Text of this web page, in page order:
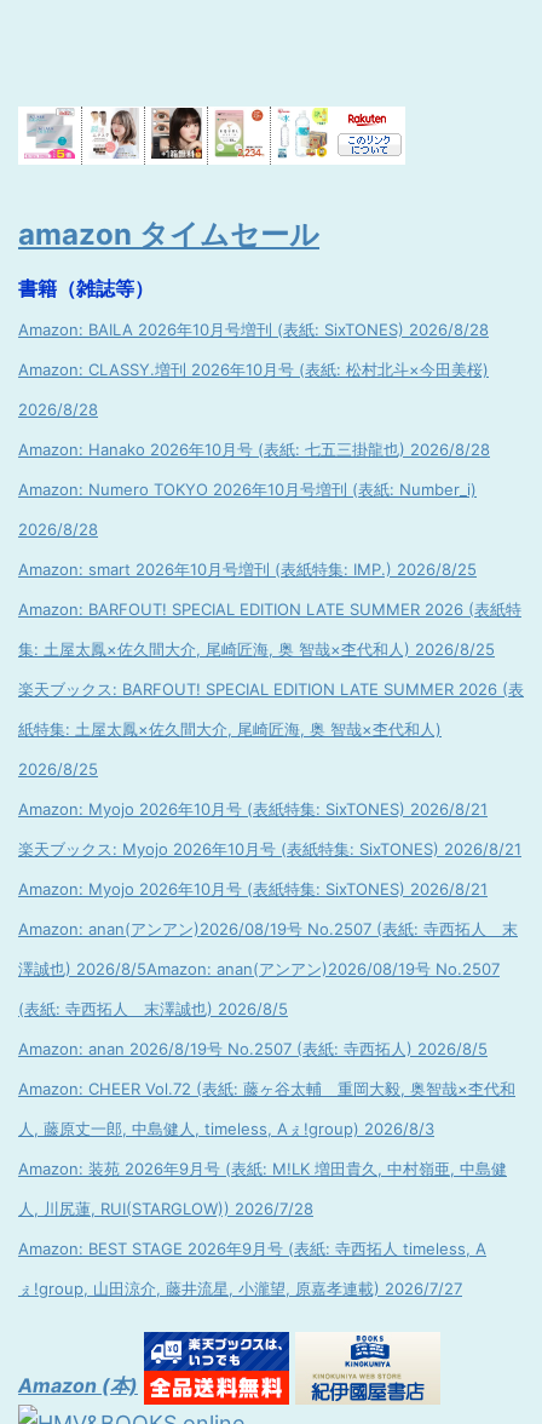
amazon タイムセール
書籍（雑誌等）
Amazon: BAILA 2026年10月号増刊 (表紙: SixTONES) 2026/8/28
Amazon: CLASSY.増刊 2026年10月号 (表紙: 松村北斗×今田美桜)
2026/8/28
Amazon: Hanako 2026年10月号 (表紙: 七五三掛龍也) 2026/8/28
Amazon: Numero TOKYO 2026年10月号増刊 (表紙: Number_i)
2026/8/28
Amazon: smart 2026年10月号増刊 (表紙特集: IMP.) 2026/8/25
Amazon: BARFOUT! SPECIAL EDITION LATE SUMMER 2026 (表紙特
集: 土屋太鳳×佐久間大介, 尾崎匠海, 奥 智哉×杢代和人) 2026/8/25
楽天ブックス: BARFOUT! SPECIAL EDITION LATE SUMMER 2026 (表
紙特集: 土屋太鳳×佐久間大介, 尾崎匠海, 奥 智哉×杢代和人)
2026/8/25
Amazon: Myojo 2026年10月号 (表紙特集: SixTONES) 2026/8/21
楽天ブックス: Myojo 2026年10月号 (表紙特集: SixTONES) 2026/8/21
Amazon: Myojo 2026年10月号 (表紙特集: SixTONES) 2026/8/21
Amazon: anan(アンアン)2026/08/19号 No.2507 (表紙: 寺西拓人 末
澤誠也) 2026/8/5Amazon: anan(アンアン)2026/08/19号 No.2507
(表紙: 寺西拓人 末澤誠也) 2026/8/5
Amazon: anan 2026/8/19号 No.2507 (表紙: 寺西拓人) 2026/8/5
Amazon: CHEER Vol.72 (表紙: 藤ヶ谷太輔 重岡大毅, 奥智哉×杢代和
人, 藤原丈一郎, 中島健人, timeless, Aぇ!group) 2026/8/3
Amazon: 装苑 2026年9月号 (表紙: M!LK 増田貴久, 中村嶺亜, 中島健
人, 川尻蓮, RUI(STARGLOW)) 2026/7/28
Amazon: BEST STAGE 2026年9月号 (表紙: 寺西拓人 timeless, A
ぇ!group, 山田涼介, 藤井流星, 小瀧望, 原嘉孝連載) 2026/7/27
Amazon (本)